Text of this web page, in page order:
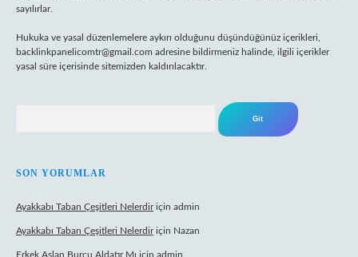
sayılırlar.
Hukuka ve yasal düzenlemelere aykırı olduğunu düşündüğünüz içerikleri,
backlinkpanelicomtr@gmail.com adresine bildirmeniz halinde, ilgili içerikler
yasal süre içerisinde sitemizden kaldırılacaktır.
SON YORUMLAR
Ayakkabı Taban Çeşitleri Nelerdiriçin admin
Ayakkabı Taban Çeşitleri Nelerdiriçin Nazan
Erkek Aslan Burcu Aldatır Mı için admin